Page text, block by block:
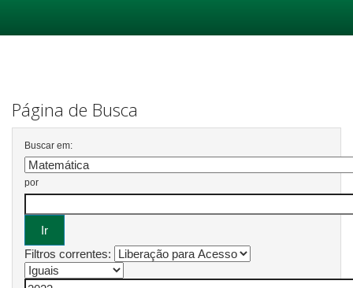
Página de Busca
Buscar em:
por
Filtros correntes: